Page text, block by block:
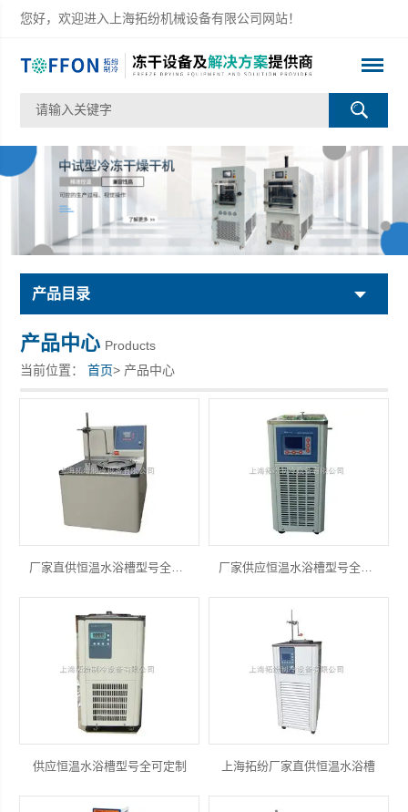
您好，欢迎进入上海拓纷机械设备有限公司网站！
上海拓纷机械设备有限公司
产品目录
产品中心 Products
当前位置：首页> 产品中心
厂家直供恒温水浴槽型号全可定制 厂家供应恒温水浴槽型号全可定制
供应恒温水浴槽型号全可定制 上海拓纷厂家直供恒温水浴槽